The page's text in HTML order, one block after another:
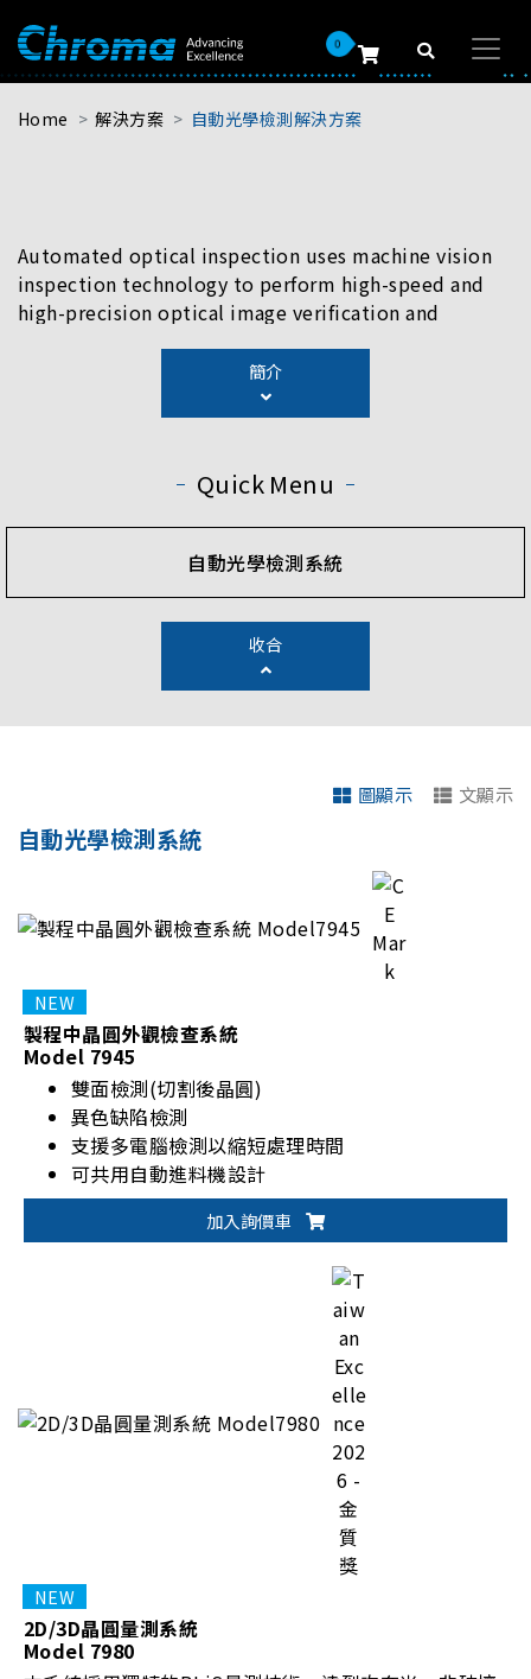
0
Home 解決方案 自動光學檢測解決方案
Automated optical inspection uses machine vision
inspection technology to perform high-speed and
high-precision optical image verification and
inspection. Chroma offers AOI solutions that are
equipped with high-resolution optical imaging,
multi-functional light sources, and in-house
innovative algorithms and AI analysis, the AOI
measurement when integrated into a high-speed
automated production line. Chroma's AOI solutions
are the best choice to ensure your production
簡介
Quick Menu
自動光學檢測系統
收合
圖顯示 文顯示
自動光學檢測系統
製程中晶圓外觀檢查系統
Model 7945
雙面檢測(切割後晶圓)
異色缺陷檢測
支援多電腦檢測以縮短處理時間
可共用自動進料機設計
加入詢價車
2D/3D晶圓量測系統
Model 7980